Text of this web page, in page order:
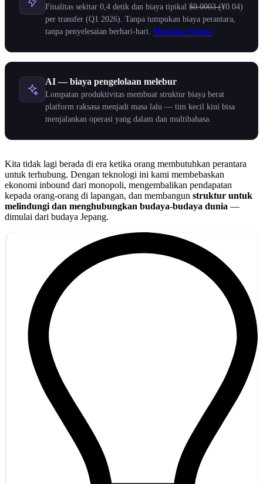
Finalitas sekitar 0,4 detik dan biaya tipikal $0.0003 (¥0.04)
per transfer (Q1 2026). Tanpa tumpukan biaya perantara,
tanpa penyelesaian berhari-hari. Mengapa Solana
AI — biaya pengelolaan melebur
Lompatan produktivitas membuat struktur biaya berat
platform raksasa menjadi masa lalu — tim kecil kini bisa
menjalankan operasi yang dalam dan multibahasa.
Kita tidak lagi berada di era ketika orang membutuhkan perantara
untuk terhubung. Dengan teknologi ini kami membebaskan
ekonomi inbound dari monopoli, mengembalikan pendapatan
kepada orang-orang di lapangan, dan membangun struktur untuk
melindungi dan menghubungkan budaya-budaya dunia —
dimulai dari budaya Jepang.